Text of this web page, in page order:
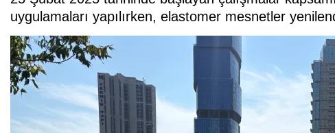
uygulamaları yapılırken, elastomer mesnetler